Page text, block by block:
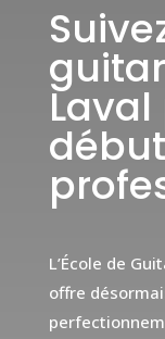
L’École de
offre